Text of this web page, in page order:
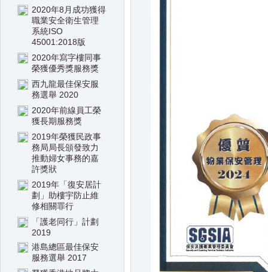
2020年8月成功獲得
職業安全衛生管理
系統ISO
45001:2018版
2020年寫字樓同事
榮獲優秀獎服務獎
西九龍最佳保安服
務選舉 2020
2020年前線員工榮
獲長期服務獎
2019年榮獲民政事
務局局長頒發致力
推動婦女事務的嘉
許獎狀
2019年「復安居計
劃」助樓宇防止維
修相關罪行
「護老同行」計劃
2019
港島總區最佳保安
服務選舉 2017